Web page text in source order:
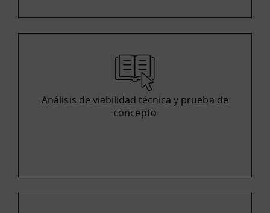
Análisis de viabilidad técnica y prueba de
concepto